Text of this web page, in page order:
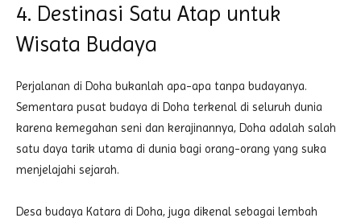
4. Destinasi Satu Atap untuk
Wisata Budaya
Perjalanan di Doha bukanlah apa-apa tanpa budayanya.
Sementara pusat budaya di Doha terkenal di seluruh dunia
karena kemegahan seni dan kerajinannya, Doha adalah salah
satu daya tarik utama di dunia bagi orang-orang yang suka
menjelajahi sejarah.
Desa budaya Katara di Doha, juga dikenal sebagai lembah